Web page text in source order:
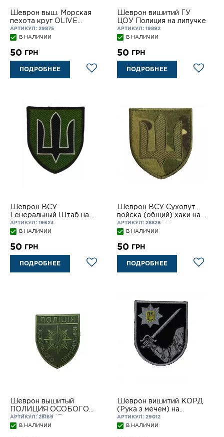
Шеврон выш. Морская
пехота круг OLIVE
(хаки) на липучке
АРТИКУЛ: 29875
В НАЛИЧИИ
50 ГРН
ПОДРОБНЕЕ
Шеврон вишитий ГУ
ЦОУ Полиция на липучке
АРТИКУЛ: 19892
В НАЛИЧИИ
50 ГРН
ПОДРОБНЕЕ
Шеврон ВСУ
Генеральный Штаб на
липучке
АРТИКУЛ: 19623
В НАЛИЧИИ
50 ГРН
ПОДРОБНЕЕ
Шеврон ВСУ Сухопут.
войска (общий) хаки на
лип. MULTICAM
АРТИКУЛ: 28826
В НАЛИЧИИ
50 ГРН
ПОДРОБНЕЕ
Шеврон вышитый
ПОЛИЦИЯ ОСОБОГО
НАЗНАЧЕНИЯ на лип.
OLIVE
АРТИКУЛ: 28169
В НАЛИЧИИ
Шеврон вишитий КОРД
(Рука з мечем) на
липучці
АРТИКУЛ: 29012
В НАЛИЧИИ